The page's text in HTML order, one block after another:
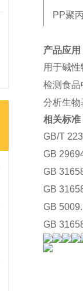
PP聚
产品应用
用于碱
检测食品
分析生物
相关标准
GB/T
GB
GB
GB
GB
GB